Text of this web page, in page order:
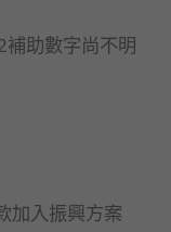
助數字尚不明
加入振興方案